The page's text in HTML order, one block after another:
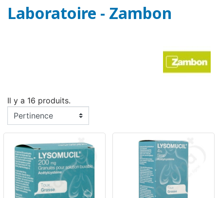
Laboratoire - Zambon
Il y a 16 produits.